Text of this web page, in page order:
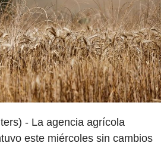
- La agencia agrícola
este miércoles sin cambios